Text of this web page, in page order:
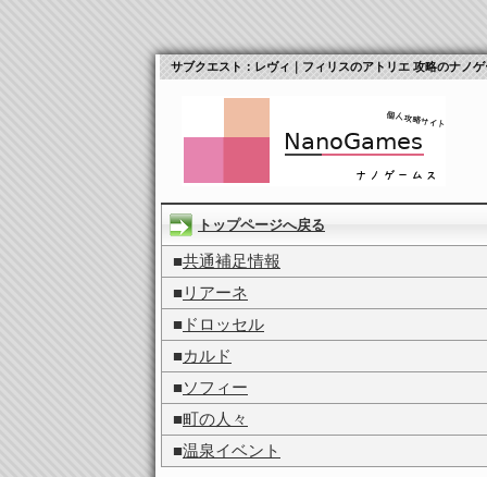
サブクエスト：レヴィ｜フィリスのアトリエ 攻略のナノ
トップページへ戻る
■共通補足情報
■リアーネ
■ ドロッセル
■カルド
■ソフィー
■町の人々
■温泉イベント